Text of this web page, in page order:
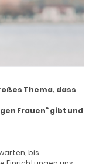
Thema, dass
Frauen“ gibt und
bis